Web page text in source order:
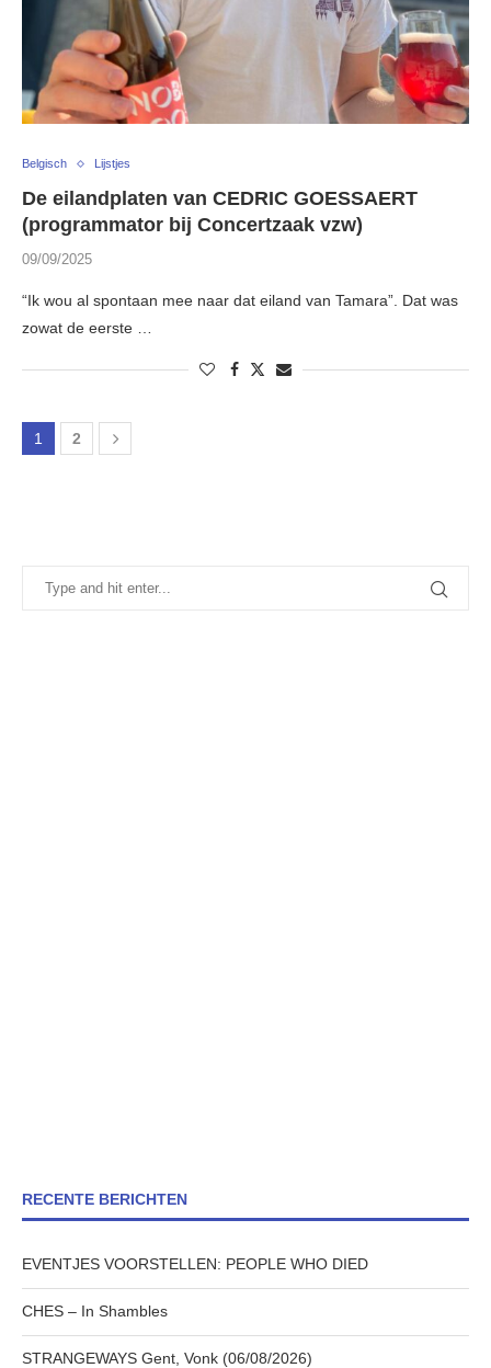
Belgisch Lijstjes
De eilandplaten van CEDRIC GOESSAERT
(programmator bij Concertzaak vzw)
09/09/2025
“Ik wou al spontaan mee naar dat eiland van Tamara”. Dat was
zowat de eerste …
1 2
RECENTE BERICHTEN
EVENTJES VOORSTELLEN: PEOPLE WHO DIED
CHES – In Shambles
STRANGEWAYS Gent, Vonk (06/08/2026)